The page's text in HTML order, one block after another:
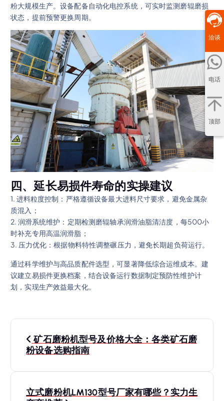
粉大规模生产。设备配备自动化电控系统，可实时监测磨辊磨损
状态，提前预警更换周期。
四、延长易损件寿命的实操建议
1. 进料粒度控制：严格遵循设备最大进料尺寸要求，避免金属杂
质混入；
2. 润滑系统维护：定期检测磨辊轴承润滑油脂清洁度，每500小
时补充专用高温润滑脂；
3. 压力优化：根据物料特性调整碾压力，避免长期超负荷运行。
通过科学维护与高品质配件选型，可显著降低综合运维成本。建
议建立易损件更换档案，结合设备运行数据制定预防性维护计
划，实现生产效益最大化。
文
章
矿石磨粉机型号及价格大全：各类矿石磨
粉设备选购指南
立式磨粉机LM130型号厂家有哪些？实力生
洽谈
电话
顶部